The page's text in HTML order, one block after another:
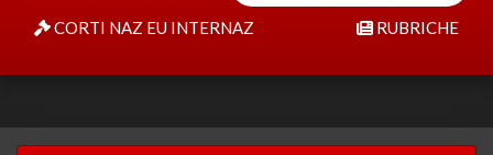
CORTI NAZ EU INTERNAZ RUBRICHE